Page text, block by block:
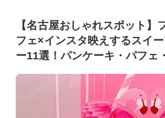
【名古屋おしゃれスポット】
フェ×インスタ映えするスイ
ー11選！パンケーキ・パフェ